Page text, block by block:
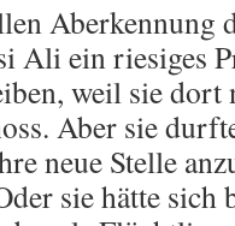
Aberkennung
Ali ein riesiges
weil sie dort
Aber sie
neue Stelle
sie hätte sich